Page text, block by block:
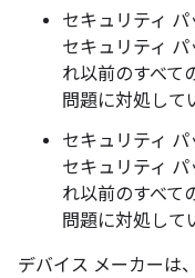
セキュリティ パ
セキュリティ
れ以前のすべて
問題に対処して
セキュリティ パ
セキュリティ
れ以前のすべて
問題に対処して
デバイス メーカーは